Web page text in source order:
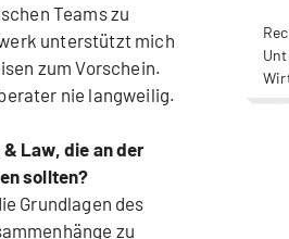
Teams zu
unterstützt mich
zum Vorschein.
nie langweilig.
Law, die an der
sollten?
Grundlagen des
zu